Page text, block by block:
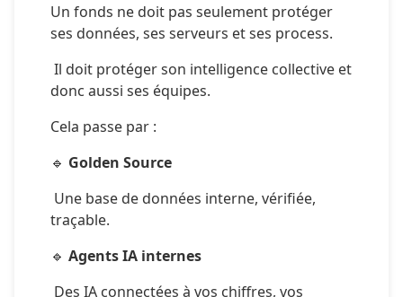
Un fonds ne doit pas seulement protéger
ses données, ses serveurs et ses process.
donc aussi ses équipes.
Cela passe par :
🔹 Golden Source
traçable.
🔹 Agents IA internes